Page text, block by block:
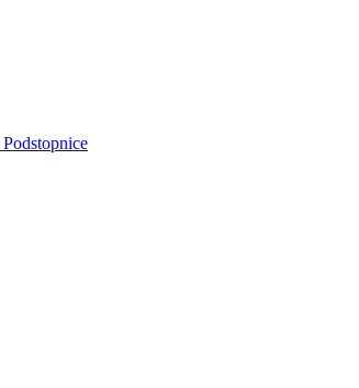
Podstopnice